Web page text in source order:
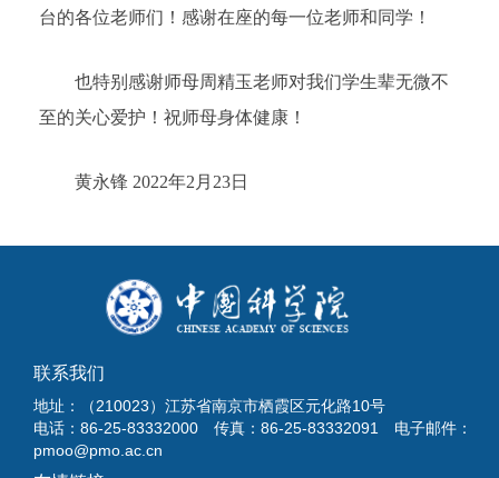
台的各位老师们！感谢在座的每一位老师和同学！
也特别感谢师母周精玉老师对我们学生辈无微不
至的关心爱护！祝师母身体健康！
黄永锋 2022年2月23日
联系我们
地址：（210023）江苏省南京市栖霞区元化路10号
电话：86-25-83332000 传真：86-25-83332091 电子邮件：
pmoo@pmo.ac.cn